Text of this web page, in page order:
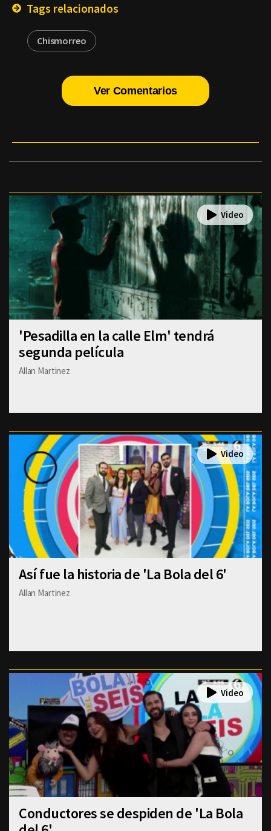
Tags relacionados
Chismorreo
Ver Comentarios
'Pesadilla en la calle Elm' tendrá
segunda película
Allan Martinez
Así fue la historia de 'La Bola del 6'
Allan Martinez
Conductores se despiden de 'La Bola